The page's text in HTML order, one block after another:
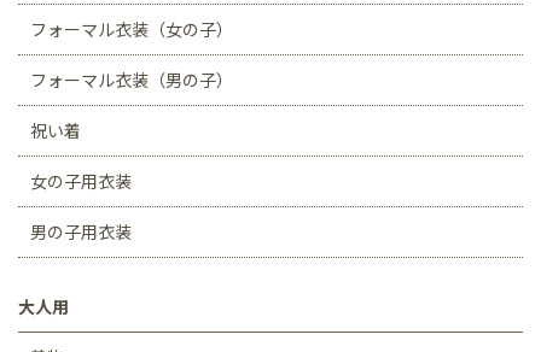
フォーマル衣装（女の子）
フォーマル衣装（男の子）
祝い着
女の子用衣装
男の子用衣装
大人用